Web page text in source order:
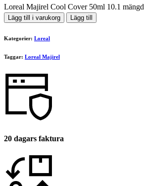
Loreal Majirel Cool Cover 50ml 10.1 mängd
Lägg till i varukorg Lägg till
Kategorier: Loreal
Taggar: Loreal Majirel
20 dagars faktura